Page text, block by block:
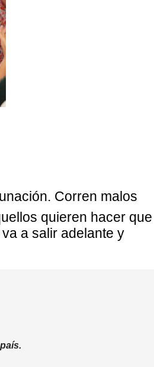
Corren malos
quieren hacer que
a salir adelante y